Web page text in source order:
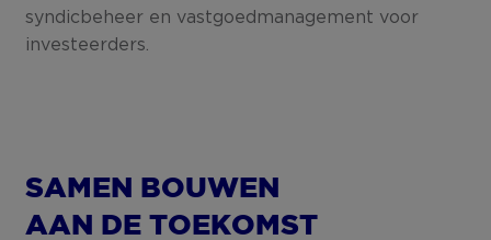
syndicbeheer en vastgoedmanagement voor
investeerders.
SAMEN BOUWEN
AAN DE TOEKOMST